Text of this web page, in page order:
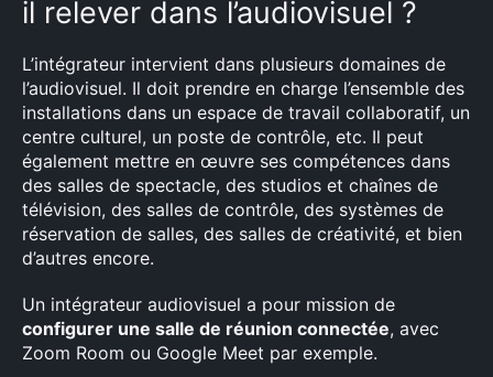
il relever dans l’audiovisuel ?
L’intégrateur intervient dans plusieurs domaines de
l’audiovisuel. Il doit prendre en charge l’ensemble des
installations dans un espace de travail collaboratif, un
centre culturel, un poste de contrôle, etc. Il peut
également mettre en œuvre ses compétences dans
des salles de spectacle, des studios et chaînes de
télévision, des salles de contrôle, des systèmes de
réservation de salles, des salles de créativité, et bien
d’autres encore.
Un intégrateur audiovisuel a pour mission de
configurer une salle de réunion connectée, avec
Zoom Room ou Google Meet par exemple.